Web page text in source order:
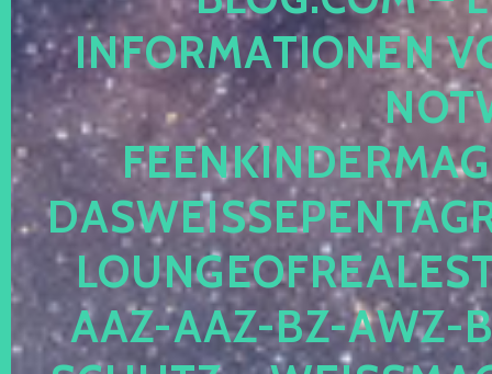
NFORMATIONEN
AZ-AAZ-BZ-AWZ-